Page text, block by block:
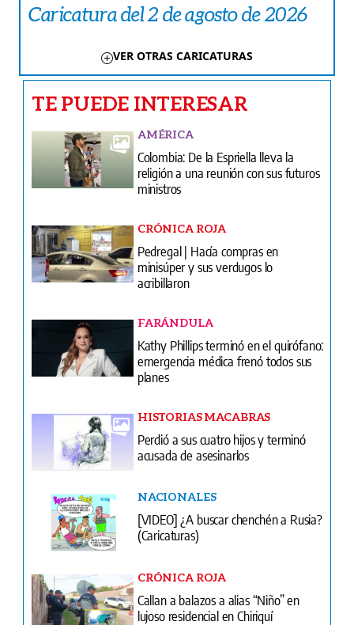
Caricatura del 2 de agosto de 2026
VER OTRAS CARICATURAS
TE PUEDE INTERESAR
AMÉRICA
Colombia: De la Espriella lleva la
religión a una reunión con sus futuros
ministros
CRÓNICA ROJA
Pedregal | Hacía compras en
minisúper y sus verdugos lo
acribillaron
FARÁNDULA
Kathy Phillips terminó en el quirófano:
emergencia médica frenó todos sus
planes
HISTORIAS MACABRAS
Perdió a sus cuatro hijos y terminó
acusada de asesinarlos
NACIONALES
[VIDEO] ¿A buscar chenchén a Rusia?
(Caricaturas)
CRÓNICA ROJA
Callan a balazos a alias “Niño” en
lujoso residencial en Chiriquí